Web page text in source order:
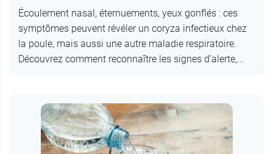
Écoulement nasal, éternuements, yeux gonflés : ces
symptômes peuvent révéler un coryza infectieux chez
la poule, mais aussi une autre maladie respiratoire.
Découvrez comment reconnaître les signes d’alerte,...